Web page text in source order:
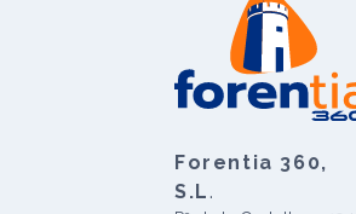
Forentia 360,
S.L .